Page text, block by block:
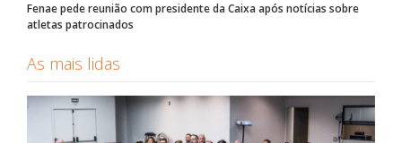
Fenae pede reunião com presidente da Caixa após notícias sobre
atletas patrocinados
As mais lidas